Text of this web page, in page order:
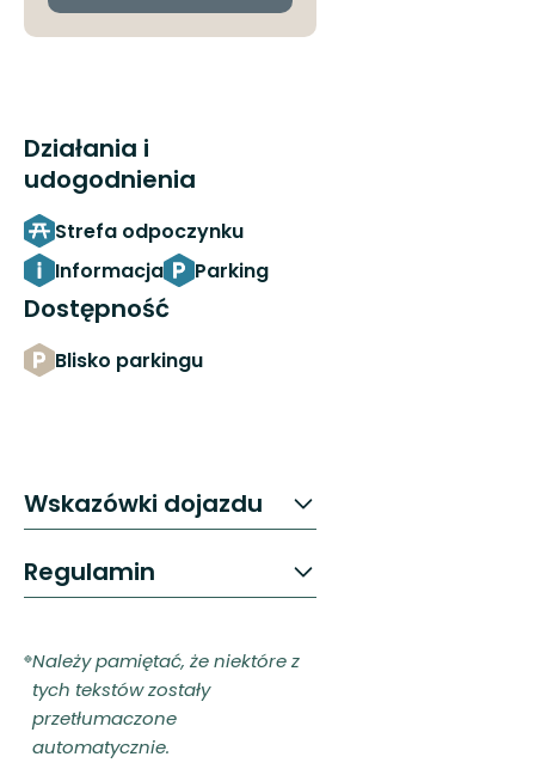
Działania i
udogodnienia
Strefa odpoczynku
Informacja
Parking
Dostępność
Blisko parkingu
Wskazówki dojazdu
Regulamin
Należy pamiętać, że niektóre z
tych tekstów zostały
przetłumaczone
automatycznie.